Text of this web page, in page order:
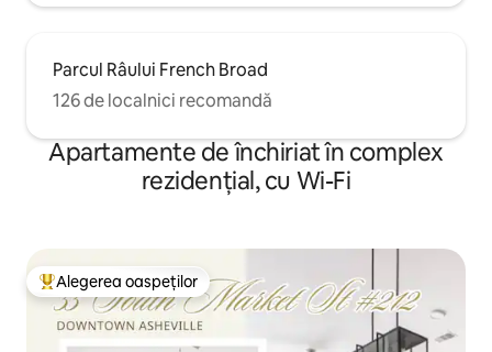
Parcul Râului French Broad
126 de localnici recomandă
Apartamente de închiriat în complex
rezidențial, cu Wi-Fi
Locuință din topul categoriei Alegerea oaspeților
Alegerea oaspeților